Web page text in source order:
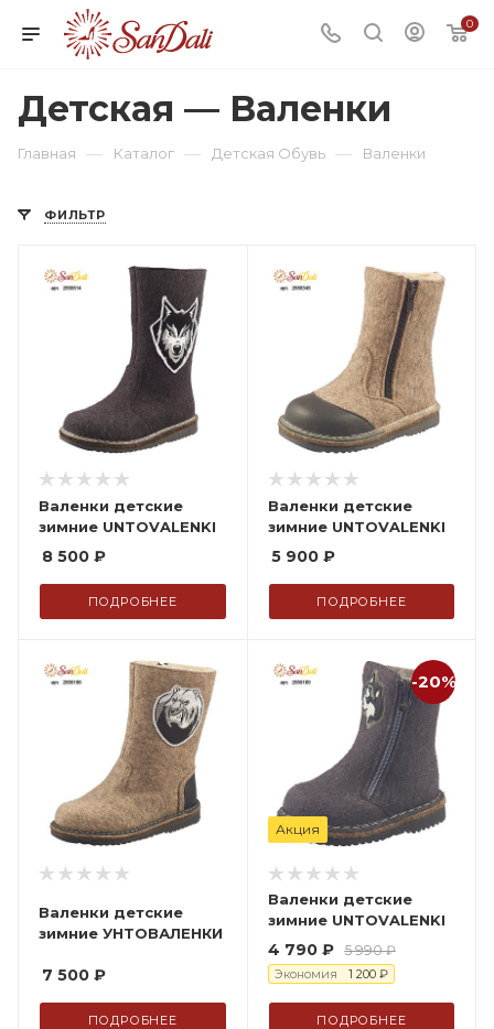
0
Детская — Валенки
Главная — Каталог — Детская Обувь — Валенки
ФИЛЬТР
Валенки детские
зимние UNTOVALENKI
8 500 ₽
ПОДРОБНЕЕ
Валенки детские
зимние UNTOVALENKI
5 900₽
ПОДРОБНЕЕ
Валенки детские
зимние УНТОВАЛЕНКИ
7 500 ₽
ПОДРОБНЕЕ
-20%
Акция
Валенки детские
зимние UNTOVALENKI
4 790₽ 5 990₽
Экономия 1 200₽
ПОДРОБНЕЕ